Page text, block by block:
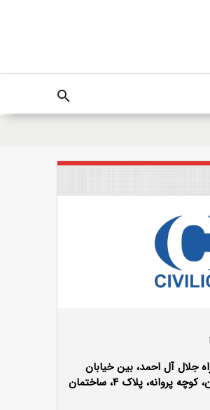
search
جلال آل احمد، بین خیابان
کارگر و بزرگراه چمران، کوچه پروانه، پلاک ۴، ساختمان